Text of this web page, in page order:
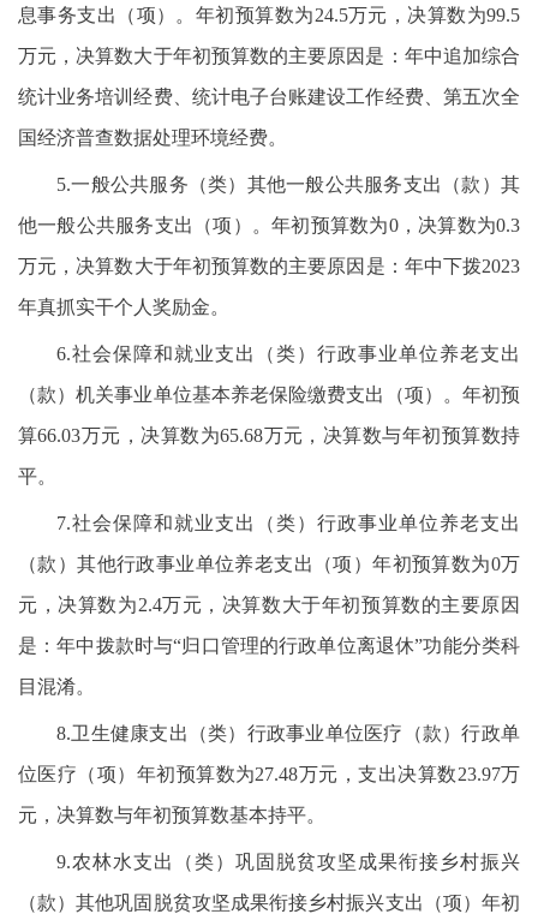
息事务支出（项）。年初预算数为24.5万元，决算数为99.5
万元，决算数大于年初预算数的主要原因是：年中追加综合
统计业务培训经费、统计电子台账建设工作经费、第五次全
国经济普查数据处理环境经费。
5.一般公共服务（类）其他一般公共服务支出（款）其
他一般公共服务支出（项）。年初预算数为0，决算数为0.3
万元，决算数大于年初预算数的主要原因是：年中下拨2023
年真抓实干个人奖励金。
6.社会保障和就业支出（类）行政事业单位养老支出
（款）机关事业单位基本养老保险缴费支出（项）。年初预
算66.03万元，决算数为65.68万元，决算数与年初预算数持
平。
7.社会保障和就业支出（类）行政事业单位养老支出
（款）其他行政事业单位养老支出（项）年初预算数为0万
元，决算数为2.4万元，决算数大于年初预算数的主要原因
是：年中拨款时与“归口管理的行政单位离退休”功能分类科
目混淆。
8.卫生健康支出（类）行政事业单位医疗（款）行政单
位医疗（项）年初预算数为27.48万元，支出决算数23.97万
元，决算数与年初预算数基本持平。
9.农林水支出（类）巩固脱贫攻坚成果衔接乡村振兴
（款）其他巩固脱贫攻坚成果衔接乡村振兴支出（项）年初